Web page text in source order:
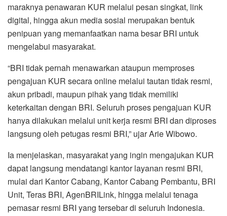
maraknya penawaran KUR melalui pesan singkat, link
digital, hingga akun media sosial merupakan bentuk
penipuan yang memanfaatkan nama besar BRI untuk
mengelabui masyarakat.
“BRI tidak pernah menawarkan ataupun memproses
pengajuan KUR secara online melalui tautan tidak resmi,
akun pribadi, maupun pihak yang tidak memiliki
keterkaitan dengan BRI. Seluruh proses pengajuan KUR
hanya dilakukan melalui unit kerja resmi BRI dan diproses
langsung oleh petugas resmi BRI,” ujar Arie Wibowo.
Ia menjelaskan, masyarakat yang ingin mengajukan KUR
dapat langsung mendatangi kantor layanan resmi BRI,
mulai dari Kantor Cabang, Kantor Cabang Pembantu, BRI
Unit, Teras BRI, AgenBRILink, hingga melalui tenaga
pemasar resmi BRI yang tersebar di seluruh Indonesia.